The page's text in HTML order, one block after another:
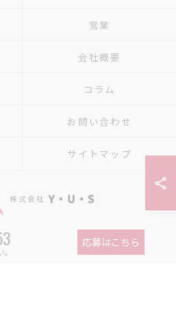
応募はこちら
営業
会社概要
コラム
お問い合わせ
サイトマップ
なら株式会社Y・U・S ALL RIGHTS RESERVED.